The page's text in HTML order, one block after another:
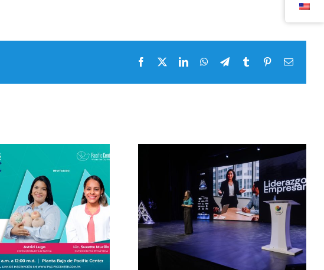
Facebook
x LinkedInWhatsApp
TelegramtumblrpinterestEmail
by Pacific
Center 2026 with
Crooks and
masterclass on
Leadership
Masterclass by Pacific
Center 2026 with
Alejandra Oraa and
her master class
Telling the good news
is also informing